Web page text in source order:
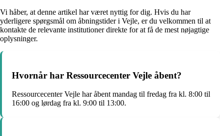
Vi håber, at denne artikel har været nyttig for dig. Hvis du har
yderligere spørgsmål om åbningstider i Vejle, er du velkommen til at
kontakte de relevante institutioner direkte for at få de mest nøjagtige
oplysninger.
Hvornår har Ressourcecenter Vejle åbent?
Ressourcecenter Vejle har åbent mandag til fredag fra kl. 8:00 til
16:00 og lørdag fra kl. 9:00 til 13:00.